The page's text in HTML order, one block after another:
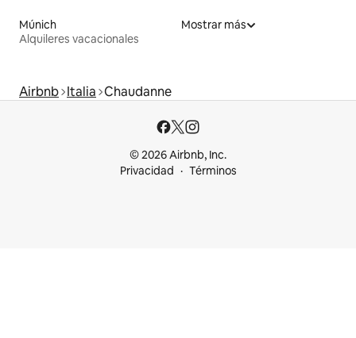
Múnich
Alquileres vacacionales
Mostrar más
Airbnb Italia Chaudanne
© 2026 Airbnb, Inc.
Privacidad
Términos